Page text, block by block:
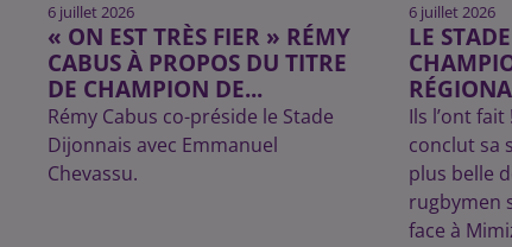
6 juillet 2026
« ON EST TRÈS FIER » RÉMY
CABUS À PROPOS DU TITRE
DE CHAMPION DE...
Rémy Cabus co-préside le Stade
Dijonnais avec Emmanuel
Chevassu.
6 juillet 2026
LE
Ils l’ont
conclut sa
plus belle
rugbymen
face à